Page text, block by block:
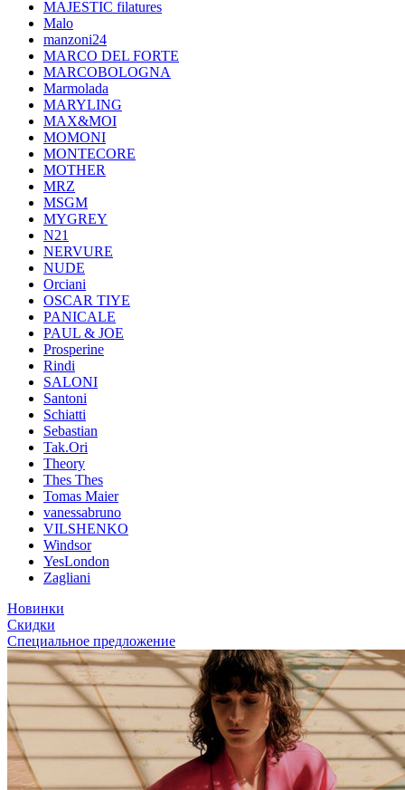
MAJESTIC filatures
Malo
manzoni24
MARCO DEL FORTE
MARCOBOLOGNA
Marmolada
MARYLING
MAX&MOI
MOMONI
MONTECORE
MOTHER
MRZ
MSGM
MYGREY
N21
NERVURE
NUDE
Orciani
OSCAR TIYE
PANICALE
PAUL & JOE
Prosperine
Rindi
SALONI
Santoni
Schiatti
Sebastian
Tak.Ori
Theory
Thes Thes
Tomas Maier
vanessabruno
VILSHENKO
Windsor
YesLondon
Zagliani
Новинки
Скидки
Специальное предложение